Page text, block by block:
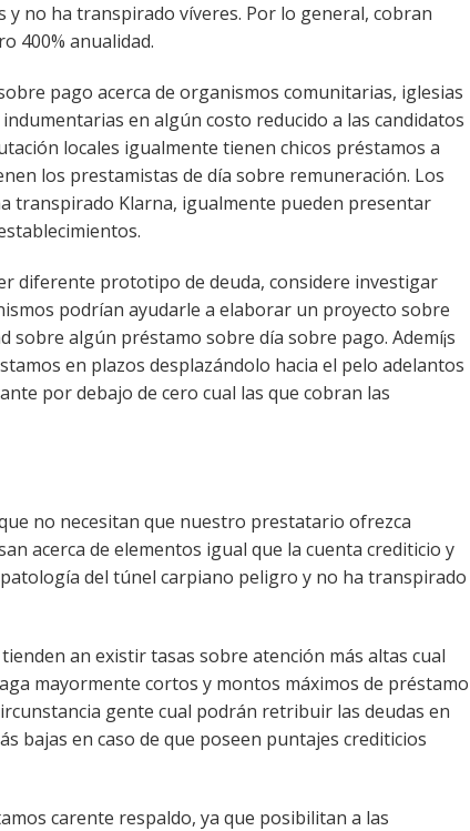
no ha transpirado ví­veres. Por lo general, cobran
400% anualidad.
pago acerca de organismos comunitarias, iglesias
en algún costo reducido a las candidatos
locales igualmente tienen chicos préstamos a
los prestamistas de día sobre remuneración. Los
transpirado Klarna, igualmente pueden presentar
diferente prototipo de deuda, considere investigar
podrían ayudarle a elaborar un proyecto sobre
algún préstamo sobre día sobre pago. Ademí¡s
en plazos desplazándolo hacia el pelo adelantos
por debajo de cero cual las que cobran las
no necesitan que nuestro prestatario ofrezca
acerca de elementos igual que la cuenta crediticio y
del túnel carpiano peligro y no ha transpirado
an existir tasas sobre atención más altas cual
mayormente cortos y montos máximos de préstamo
gente cual podrán retribuir las deudas en
bajas en caso de que poseen puntajes crediticios
carente respaldo, ya que posibilitan a las